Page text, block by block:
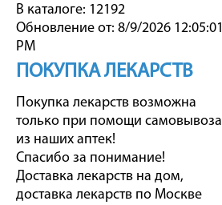
В каталоге: 12192
Обновление от: 8/9/2026 12:05:01
PM
ПОКУПКА ЛЕКАРСТВ
Покупка лекарств возможна
только при помощи самовывоза
из наших аптек!
Спасибо за понимание!
Доставка лекарств на дом,
доставка лекарств по Москве